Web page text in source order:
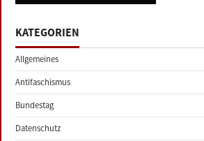
KATEGORIEN
Allgemeines
Antifaschismus
Bundestag
Datenschutz